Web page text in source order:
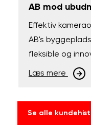
AB mod
Effektiv
AB's
fleksible og
Læs mere
Se alle